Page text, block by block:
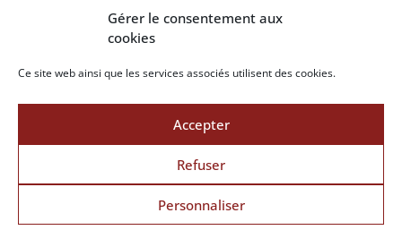
Gérer le consentement aux
cookies
Ce site web ainsi que les services associés utilisent des cookies.
Accepter
Refuser
Personnaliser
VIDÉO – Visite d’une exploitation de limousines en
Châtaigneraie – Cantal Terres d’Espérance
Lettre pastorale de Mgr Noblot – Pentecôte 2024
Une nouvelle page internet pour l’équipe diocésaine
VIDÉO – 𝗗𝗲𝗻𝗶𝗲𝗿 𝗱𝗲 𝗹’𝗘𝗴𝗹𝗶𝘀𝗲, 𝗦𝗮𝘃𝗶𝗲𝘇-𝗩𝗼𝘂𝘀 ?
Atelier cuisine du Secours Catholique
REPLAY – Concert Les prêtres cantalous & co.